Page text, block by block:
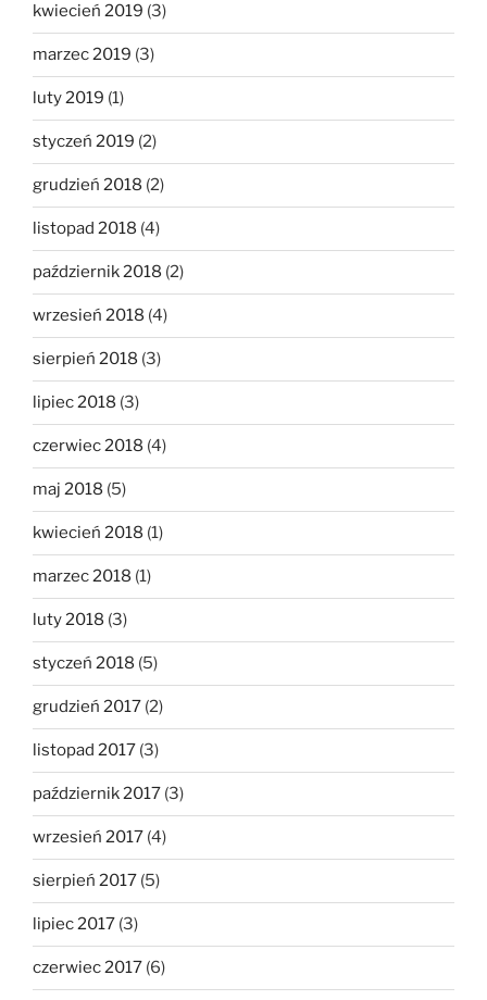
kwiecień 2019 (3)
marzec 2019 (3)
luty 2019 (1)
styczeń 2019 (2)
grudzień 2018 (2)
listopad 2018 (4)
październik 2018 (2)
wrzesień 2018 (4)
sierpień 2018 (3)
lipiec 2018 (3)
czerwiec 2018 (4)
maj 2018 (5)
kwiecień 2018 (1)
marzec 2018 (1)
luty 2018 (3)
styczeń 2018 (5)
grudzień 2017 (2)
listopad 2017 (3)
październik 2017 (3)
wrzesień 2017 (4)
sierpień 2017 (5)
lipiec 2017 (3)
czerwiec 2017 (6)